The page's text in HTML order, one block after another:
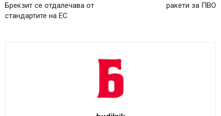
Брекзит се отдалечава от
стандартите на ЕС
ракети за ПВО